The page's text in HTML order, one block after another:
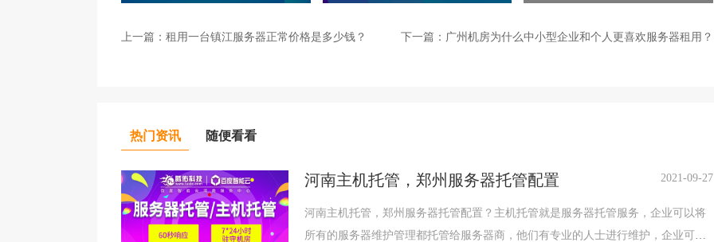
上一篇： 租用一台镇江服务器正常价格是多少钱？ 下一篇： 广州机房为什么中小型企业和个人更喜欢服务器租用？
热门资讯 随便看看
河南主机托管，郑州服务器托管配置 2021-09-27
河南主机托管，郑州服务器托管配置？主机托管就是服务器托管服务，企业可以将
所有的服务器维护管理都托管给服务器商，他们有专业的人士进行维护，企业可以